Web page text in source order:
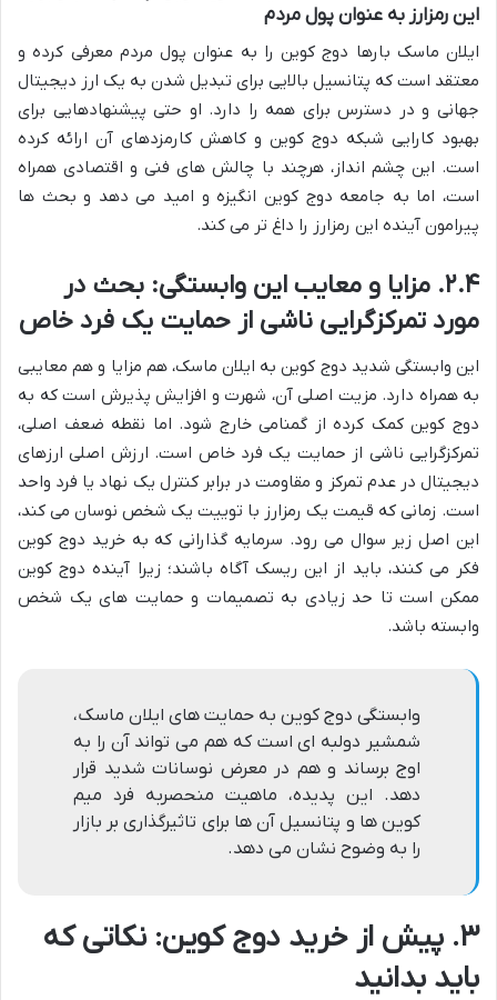
این رمزارز به عنوان پول مردم
ایلان ماسک بارها دوج کوین را به عنوان پول مردم معرفی کرده و
معتقد است که پتانسیل بالایی برای تبدیل شدن به یک ارز دیجیتال
جهانی و در دسترس برای همه را دارد. او حتی پیشنهادهایی برای
بهبود کارایی شبکه دوج کوین و کاهش کارمزدهای آن ارائه کرده
است. این چشم انداز، هرچند با چالش های فنی و اقتصادی همراه
است، اما به جامعه دوج کوین انگیزه و امید می دهد و بحث ها
پیرامون آینده این رمزارز را داغ تر می کند.
۲.۴. مزایا و معایب این وابستگی: بحث در
مورد تمرکزگرایی ناشی از حمایت یک فرد خاص
این وابستگی شدید دوج کوین به ایلان ماسک، هم مزایا و هم معایبی
به همراه دارد. مزیت اصلی آن، شهرت و افزایش پذیرش است که به
دوج کوین کمک کرده از گمنامی خارج شود. اما نقطه ضعف اصلی،
تمرکزگرایی ناشی از حمایت یک فرد خاص است. ارزش اصلی ارزهای
دیجیتال در عدم تمرکز و مقاومت در برابر کنترل یک نهاد یا فرد واحد
است. زمانی که قیمت یک رمزارز با توییت یک شخص نوسان می کند،
این اصل زیر سوال می رود. سرمایه گذارانی که به خرید دوج کوین
فکر می کنند، باید از این ریسک آگاه باشند؛ زیرا آینده دوج کوین
ممکن است تا حد زیادی به تصمیمات و حمایت های یک شخص
وابسته باشد.
وابستگی دوج کوین به حمایت های ایلان ماسک،
شمشیر دولبه ای است که هم می تواند آن را به
اوج برساند و هم در معرض نوسانات شدید قرار
دهد. این پدیده، ماهیت منحصربه فرد میم
کوین ها و پتانسیل آن ها برای تاثیرگذاری بر بازار
را به وضوح نشان می دهد.
۳. پیش از خرید دوج کوین: نکاتی که
باید بدانید